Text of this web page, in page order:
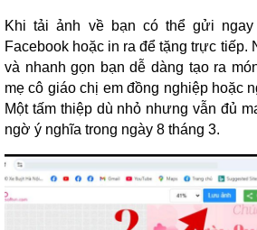
Khi tải ảnh về bạn có thể gửi ngay
Facebook hoặc in ra để tặng trực tiếp.
và nhanh gọn bạn dễ dàng tạo ra
mẹ cô giáo chị em đồng nghiệp hoặc
Một tấm thiệp dù nhỏ nhưng vẫn đủ
ngờ ý nghĩa trong ngày 8 tháng 3.